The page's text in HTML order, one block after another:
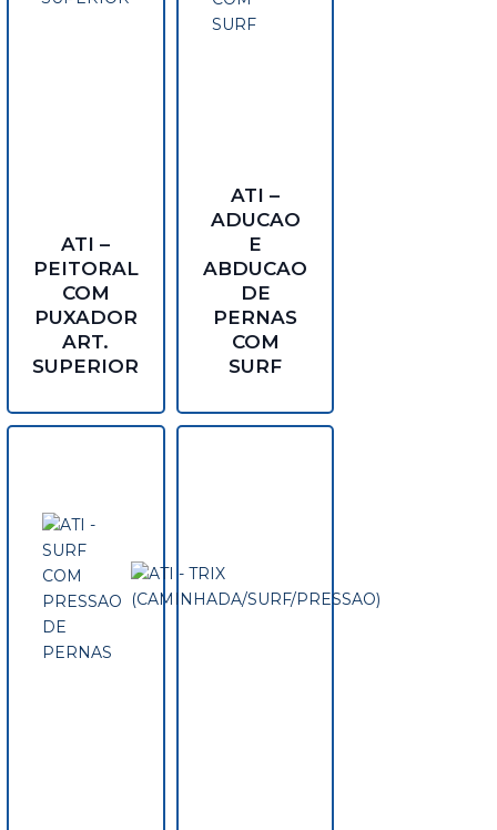
ATI –
PEITORAL
COM
PUXADOR
ART.
SUPERIOR
ATI –
ADUCAO
E
ABDUCAO
DE
PERNAS
COM
SURF